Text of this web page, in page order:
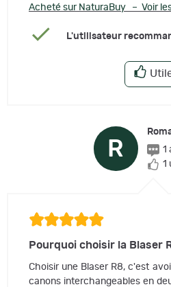
Acheté sur NaturaBuy – Voir
L'utilisateur
R
1
1
Pourquoi choisir la Blaser
Choisir une Blaser R8, c'est
canons interchangeables en